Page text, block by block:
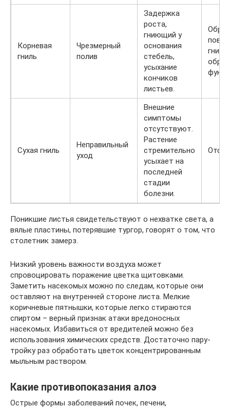
Корневая
гниль
Чрезмерный
полив
Задержка
роста,
гниющий у
основания
стебель,
усыхание
кончиков
листьев.
Сухая гниль
Неправильный
уход
Внешние
симптомы
отсутствуют.
Растение
стремительно
усыхает на
последней
стадии
болезни.
Поникшие листья свидетельствуют о нехватке света, а
вялые пластины, потерявшие тургор, говорят о том, что
столетник замерз.
Низкий уровень важности воздуха может
спровоцировать поражение цветка щитовками.
Заметить насекомых можно по следам, которые они
оставляют на внутренней стороне листа. Мелкие
коричневые пятнышки, которые легко стираются
спиртом – верный признак атаки вредоносных
насекомых. Избавиться от вредителей можно без
использования химических средств. Достаточно пару-
тройку раз обработать цветок концентрированным
мыльным раствором.
Какие противопоказания алоэ
Острые формы заболеваний почек, печени,